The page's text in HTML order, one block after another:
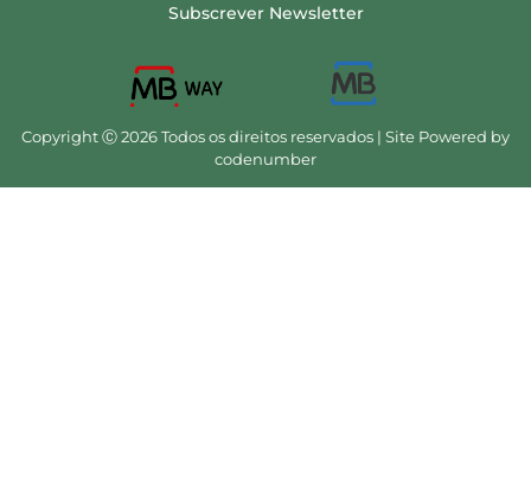
Subscrever Newsletter
Copyright Ⓒ 2026 Todos os direitos reservados | Site Powered by
codenumber